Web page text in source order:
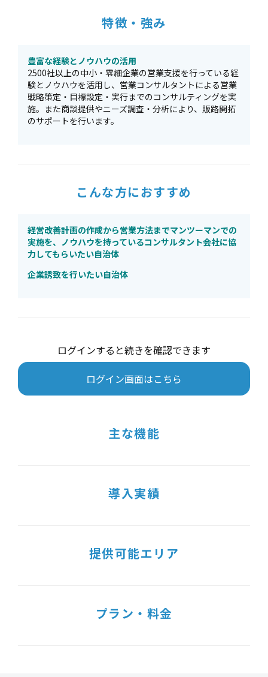
特徴・強み
豊富な経験とノウハウの活用
2500社以上の中小・零細企業の営業支援を行っている経
験とノウハウを活用し、営業コンサルタントによる営業
戦略策定・目標設定・実行までのコンサルティングを実
施。また商談提供やニーズ調査・分析により、販路開拓
のサポートを行います。
こんな方におすすめ
経営改善計画の作成から営業方法までマンツーマンでの
実施を、ノウハウを持っているコンサルタント会社に協
力してもらいたい自治体
企業誘致を行いたい自治体
ログインすると続きを確認できます
ログイン画面はこちら
主な機能
導入実績
提供可能エリア
プラン・料金